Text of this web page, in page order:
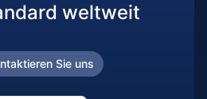
weltweit
Sie uns